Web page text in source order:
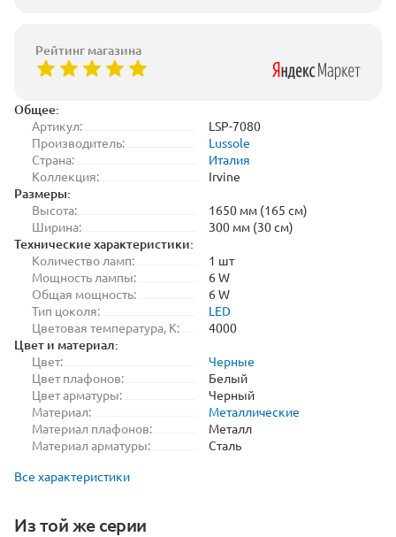
Общее:
Артикул:
LSP-7080
Производитель:
Lussole
Страна:
Италия
Коллекция:
Irvine
Размеры:
Высота:
1650 мм (165 см)
Ширина:
300 мм (30 см)
Технические характеристики:
Количество ламп:
1 шт
Мощность лампы:
6 W
Общая мощность:
6 W
Тип цоколя:
LED
Цветовая температура, K:
4000
Цвет и материал:
Цвет:
Черные
Цвет плафонов:
Белый
Цвет арматуры:
Черный
Материал:
Металлические
Материал плафонов:
Металл
Материал арматуры:
Сталь
Все характеристики
Из той же серии
Рейтинг магазина